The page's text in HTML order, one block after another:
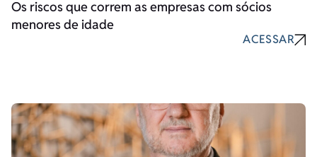
Os riscos que correm as empresas com sócios
menores de idade
ACESSAR